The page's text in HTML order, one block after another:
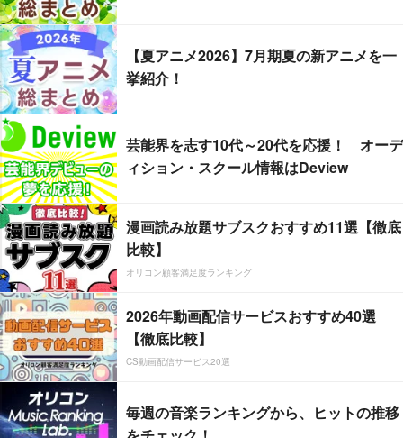
【夏アニメ2026】7月期夏の新アニメを一
挙紹介！
芸能界を志す10代～20代を応援！ オーデ
ィション・スクール情報はDeview
漫画読み放題サブスクおすすめ11選【徹底
比較】
オリコン顧客満足度ランキング
2026年動画配信サービスおすすめ40選
【徹底比較】
CS動画配信サービス20選
毎週の音楽ランキングから、ヒットの推移